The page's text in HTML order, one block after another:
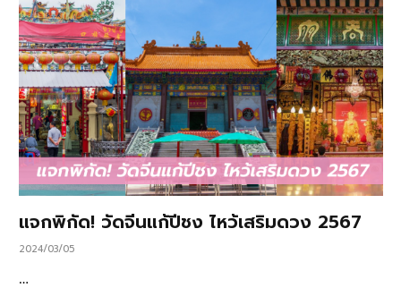
แจกพิกัด! วัดจีนแก้ปีชง ไหว้เสริมดวง 2567
2024/03/05
…